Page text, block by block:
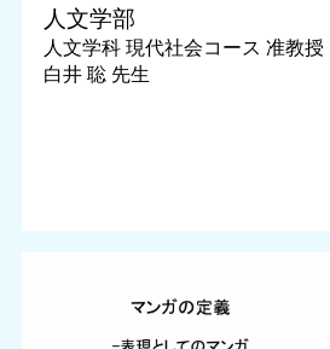
人文学部
人文学科 現代社会コース 准教授
白井 聡 先生